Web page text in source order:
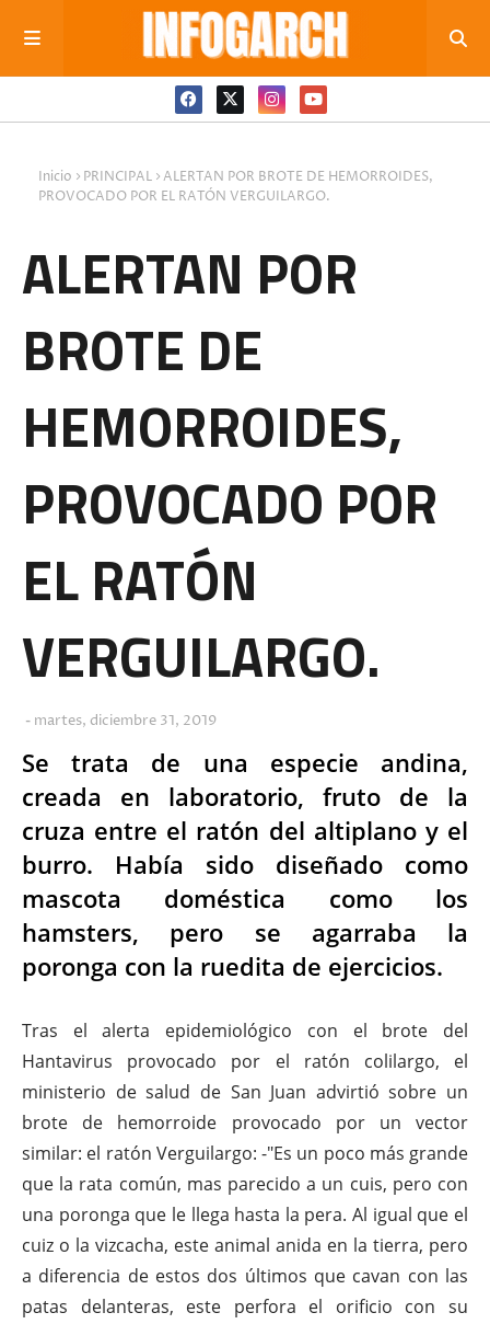
Inicio PRINCIPAL ALERTAN POR BROTE DE HEMORROIDES,
PROVOCADO POR EL RATÓN VERGUILARGO.
ALERTAN POR
BROTE DE
HEMORROIDES,
PROVOCADO POR
EL RATÓN
VERGUILARGO.
martes, diciembre 31, 2019
Se trata de una especie andina,
creada en laboratorio, fruto de la
cruza entre el ratón del altiplano y el
burro. Había sido diseñado como
mascota doméstica como los
hamsters, pero se agarraba la
poronga con la ruedita de ejercicios.
Tras el alerta epidemiológico con el brote del
Hantavirus provocado por el ratón colilargo, el
ministerio de salud de San Juan advirtió sobre un
brote de hemorroide provocado por un vector
similar: el ratón Verguilargo: -"Es un poco más grande
que la rata común, mas parecido a un cuis, pero con
una poronga que le llega hasta la pera. Al igual que el
cuiz o la vizcacha, este animal anida en la tierra, pero
a diferencia de estos dos últimos que cavan con las
patas delanteras, este perfora el orificio con su